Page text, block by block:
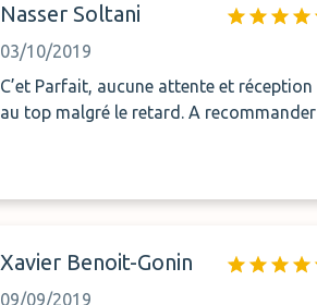
Nasser Soltani
03/10/2019
C’et Parfait, aucune attente et réception
au top malgré le retard. A recommander
Xavier Benoit-Gonin
09/09/2019